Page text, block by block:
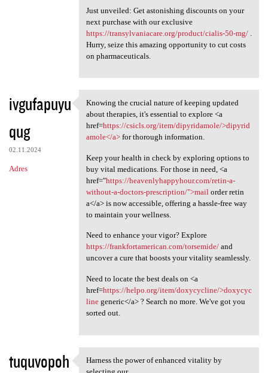
Just unveiled: Get astonishing discounts on your
next purchase with our exclusive
https://transylvaniacare.org/product/cialis-50-mg/.
Hurry, seize this amazing opportunity to cut costs
on pharmaceuticals.
ivgufapuyu
qug
02.11.2024
Adres
Knowing the crucial nature of
Knowing the crucial nature of keeping updated
about therapies, it's essential to explore <a
href=https://csicls.org/item/dipyridamole/>dipyrid
amole</a>for thorough information.
Keep your health in check by exploring options to
buy vital medications. For those in need, <a
href="https://heavenlyhappyhour.com/retin-a-
without-a-doctors-prescription/">mail order retin
a</a> is now accessible, offering a hassle-free way
to maintain your wellness.
Need to enhance your vigor? Explore
https://frankfortamerican.com/torsemide/and
uncover a cure that boosts your vitality seamlessly.
Need to locate the best deals on <a
href=https://helpo.org/item/doxycycline/>doxycyc
linegeneric</a> ? Search no more. We've got you
sorted out.
tuquvopoh
Harness the power of enhanced
Harness the power of enhanced vitality by